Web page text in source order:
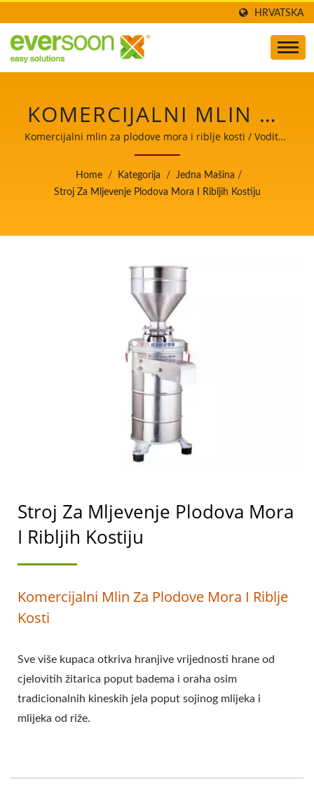
HRVATSKA
KOMERCIJALNI MLIN ZA
RIBU, MLIN ZA RIBU,
STROJ ZA MLJEVENJE
RIBE, STROJ ZA
PREHRAMBENA
OPREMA / VODITELJ
AUTOMATSKIH
STROJEVA ZA
PROIZVODNJU TOFUA I
SOJINOG MLIJEKA S
NAJVIŠIM PRIORITETOM
HRANE.
Komercijalni mlin za plodove mora i riblje kosti / Voditelj
automatskih strojeva za proizvodnju tofua i sojinog
mlijeka s najvišim prioritetom na sigurnosti hrane.
Home / Kategorija / Jedna Mašina /
Stroj Za Mljevenje Plodova Mora I Ribljih Kostiju
Stroj Za Mljevenje Plodova Mora
I Ribljih Kostiju
Komercijalni Mlin Za Plodove Mora I Riblje
Kosti
Sve više kupaca otkriva hranjive vrijednosti hrane od
cjelovitih žitarica poput badema i oraha osim
tradicionalnih kineskih jela poput sojinog mlijeka i
mlijeka od riže.